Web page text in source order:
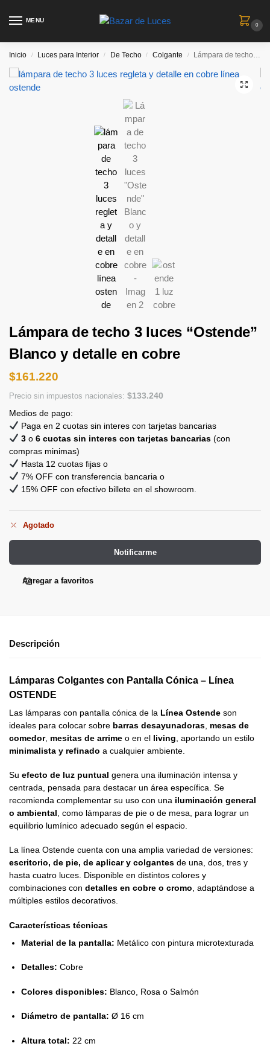
MENU
0
Inicio / Luces para Interior / De Techo / Colgante / Lámpara de techo 3 luces “Ostende” Blanco y detalle en cobre
Lámpara de techo 3 luces “Ostende”
Blanco y detalle en cobre
$161.220
Precio sin impuestos nacionales: $133.240
Medios de pago:
Paga en 2 cuotas sin interes con tarjetas bancarias
3o 6 cuotas sin interes con tarjetas bancarias(con
compras minimas)
Hasta 12 cuotas fijas o
7% OFF con transferencia bancaria o
15% OFF con efectivo billete en el showroom.
Agotado
Notificarme
Agregar a favoritos
Descripción
Lámparas Colgantes con Pantalla Cónica – Línea
OSTENDE
Las lámparas con pantalla cónica de la Línea Ostende son
ideales para colocar sobre barras desayunadoras mesas de
comedor, mesitas de arrime o en el living , aportando un estilo
minimalista y refinado a cualquier ambiente.
Su efecto de luz puntual genera una iluminación intensa y
centrada, pensada para destacar un área específica. Se
recomienda complementar su uso con una iluminación general
o ambiental , como lámparas de pie o de mesa, para lograr un
equilibrio lumínico adecuado según el espacio.
La línea Ostende cuenta con una amplia variedad de versiones:
escritorio, de pie, de aplicar y colgantes de una, dos, tres y
hasta cuatro luces. Disponible en distintos colores y
combinaciones con detalles en cobre o cromo, adaptándose a
múltiples estilos decorativos.
Características técnicas
Material de la pantalla: Metálico con pintura microtexturada
Detalles: Cobre
Colores disponibles: Blanco, Rosa o Salmón
Diámetro de pantalla: Ø 16 cm
Altura total: 22 cm